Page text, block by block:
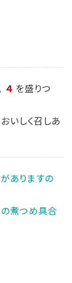
４ を盛りつ
いしく召しあ
ありますの
の煮つめ具合